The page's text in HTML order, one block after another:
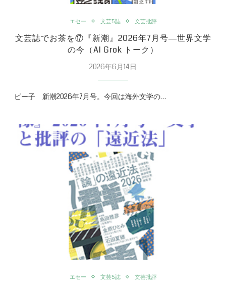
エセー 文芸5誌 文芸批評
文芸誌でお茶を⑰『新潮』2026年7月号―世界文学
の今（AI Grok トーク）
2026年6月14日
ピー子 新潮2026年7月号。今回は海外文学の…
エセー 文芸5誌 文芸批評